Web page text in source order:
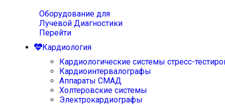
Оборудование для
Лучевой Диагностики
Перейти
Кардиология
Кардиологические системы стресс-
Кардиоинтервалографы
Аппараты СМАД
Холтеровские системы
Электрокардиографы